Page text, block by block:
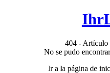
404 - Artículo
No se pudo
Ir a la página de